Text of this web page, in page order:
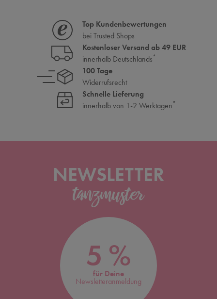
Top Kundenbewertungen
bei Trusted Shops
Kostenloser Versand ab 49 EUR
innerhalb Deutschlands*
100 Tage
Widerrufsrecht
Schnelle Lieferung
innerhalb von 1-2 Werktagen*
NEWSLETTER
5 %
für Deine
Newsletteranmeldung